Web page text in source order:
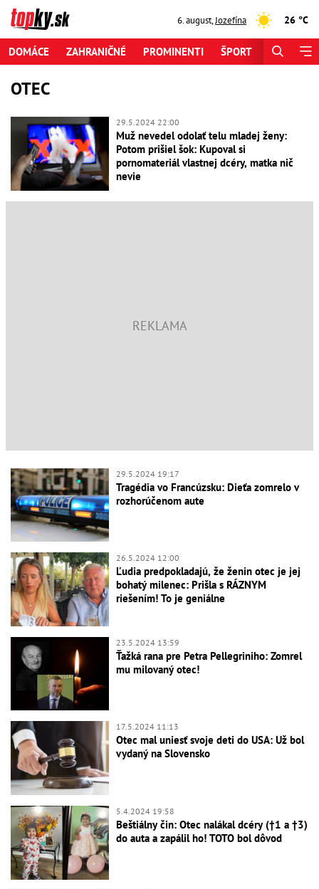
6. august,Jozefína 26 °C
DOMÁCE ZAHRANIČNÉ PROMINENTI ŠPORT
OTEC
29.5.2024 22:00
Muž nevedel odolať telu mladej ženy:
Potom prišiel šok: Kupoval si
pornomateriál vlastnej dcéry, matka nič
nevie
29.5.2024 19:17
Tragédia vo Francúzsku: Dieťa zomrelo v
rozhorúčenom aute
26.5.2024 12:00
Ľudia predpokladajú, že ženin otec je jej
bohatý milenec: Prišla s RÁZNYM
riešením! To je geniálne
23.5.2024 13:59
Ťažká rana pre Petra Pellegriniho: Zomrel
mu milovaný otec!
17.5.2024 11:13
Otec mal uniesť svoje deti do USA: Už bol
vydaný na Slovensko
5.4.2024 19:58
Beštiálny čin: Otec nalákal dcéry (†1 a †3)
do auta a zapálil ho! TOTO bol dôvod